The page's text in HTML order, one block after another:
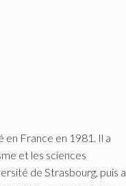
en France en 1981. Il a
et les sciences
de Strasbourg, puis a